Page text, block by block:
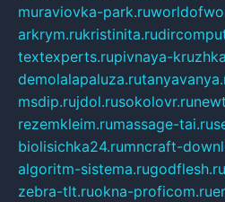
muraviovka-park.ru
arkrym.rukristinita.ru
textexperts.rupivnaya-
demolalapaluza.ru
msdip.rujdol.rusokolovr.ru
rezemkleim.rumassage-tai.ru
biolisichka24.rumncraft-
algoritm-sistema.rugodflesh.ru
zebra-tlt.ruokna-proficom.ru